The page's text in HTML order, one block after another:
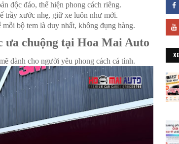
độc đáo, thể hiện phong cách riêng.
trầy xước nhẹ, giữ xe luôn như mới.
bộ tem là duy nhất, không đụng hàng.
ưa chuộng tại Hoa Mai Auto
dành cho người yêu phong cách cá tính.